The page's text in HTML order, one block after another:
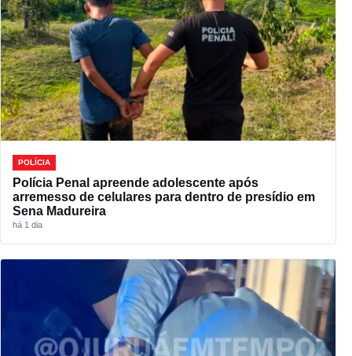
POLÍCIA
Polícia Penal apreende adolescente após
arremesso de celulares para dentro de presídio em
Sena Madureira
há 1 dia